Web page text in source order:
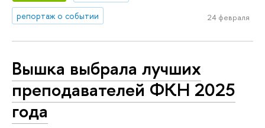
репортаж о событии
24 февраля
Вышка выбрала лучших
преподавателей ФКН 2025
года